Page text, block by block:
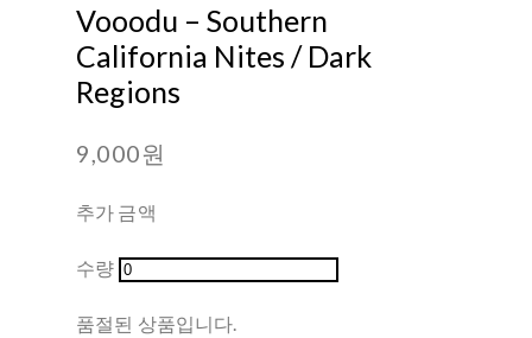
Vooodu – Southern
California Nites / Dark
Regions
9,000원
추가 금액
수량
품절된 상품입니다.